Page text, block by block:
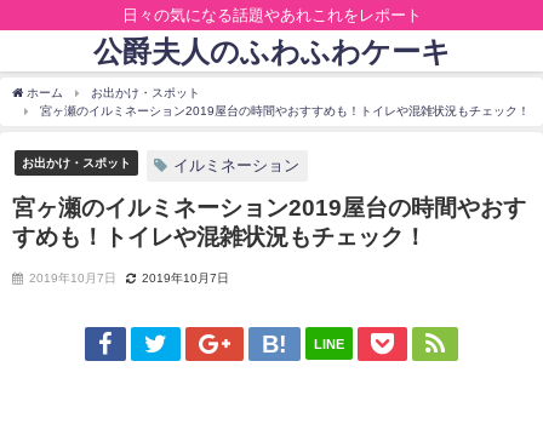
日々の気になる話題やあれこれをレポート
公爵夫人のふわふわケーキ
ホーム
お出かけ・スポット
宮ヶ瀬のイルミネーション2019屋台の時間やおすすめも！トイレや混雑状況もチェック！
お出かけ・スポット イルミネーション
宮ヶ瀬のイルミネーション2019屋台の時間やおす
すめも！トイレや混雑状況もチェック！
2019年10月7日 2019年10月7日
LINE